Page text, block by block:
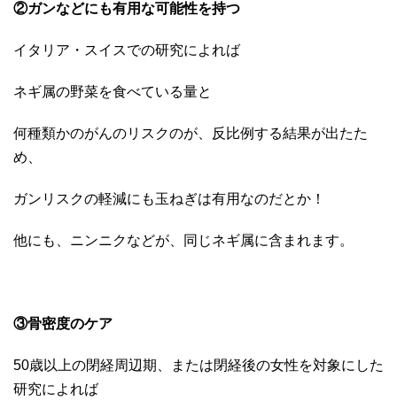
②ガンなどにも有用な可能性を持つ
イタリア・スイスでの研究によれば
ネギ属の野菜を食べている量と
何種類かのがんのリスクのが、反比例する結果が出たた
め、
ガンリスクの軽減にも玉ねぎは有用なのだとか！
他にも、ニンニクなどが、同じネギ属に含まれます。
③骨密度のケア
50歳以上の閉経周辺期、または閉経後の女性を対象にした
研究によれば